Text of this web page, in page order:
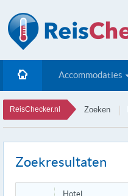
Accommodaties
ReisChecker.nl Zoeken
Zoekresultaten
Hotel